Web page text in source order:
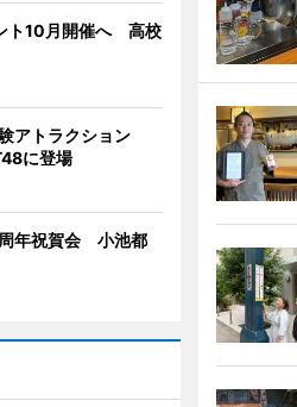
ト10月開催へ 高校
アトラクション
に登場
年祝賀会 小池都